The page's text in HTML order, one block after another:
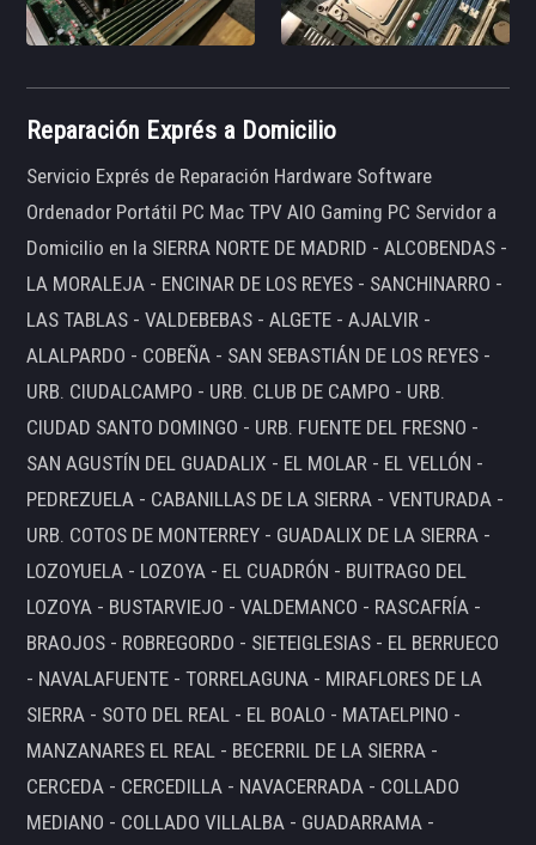
Reparación Exprés a Domicilio
Servicio Exprés de Reparación Hardware Software
Ordenador Portátil PC Mac TPV AIO Gaming PC Servidor a
Domicilio en la SIERRA NORTE DE MADRID - ALCOBENDAS -
LA MORALEJA - ENCINAR DE LOS REYES - SANCHINARRO -
LAS TABLAS - VALDEBEBAS - ALGETE - AJALVIR -
ALALPARDO - COBEÑA - SAN SEBASTIÁN DE LOS REYES -
URB. CIUDALCAMPO - URB. CLUB DE CAMPO - URB.
CIUDAD SANTO DOMINGO - URB. FUENTE DEL FRESNO -
SAN AGUSTÍN DEL GUADALIX - EL MOLAR - EL VELLÓN -
PEDREZUELA - CABANILLAS DE LA SIERRA - VENTURADA -
URB. COTOS DE MONTERREY - GUADALIX DE LA SIERRA -
LOZOYUELA - LOZOYA - EL CUADRÓN - BUITRAGO DEL
LOZOYA - BUSTARVIEJO - VALDEMANCO - RASCAFRÍA -
BRAOJOS - ROBREGORDO - SIETEIGLESIAS - EL BERRUECO
- NAVALAFUENTE - TORRELAGUNA - MIRAFLORES DE LA
SIERRA - SOTO DEL REAL - EL BOALO - MATAELPINO -
MANZANARES EL REAL - BECERRIL DE LA SIERRA -
CERCEDA - CERCEDILLA - NAVACERRADA - COLLADO
MEDIANO - COLLADO VILLALBA - GUADARRAMA -